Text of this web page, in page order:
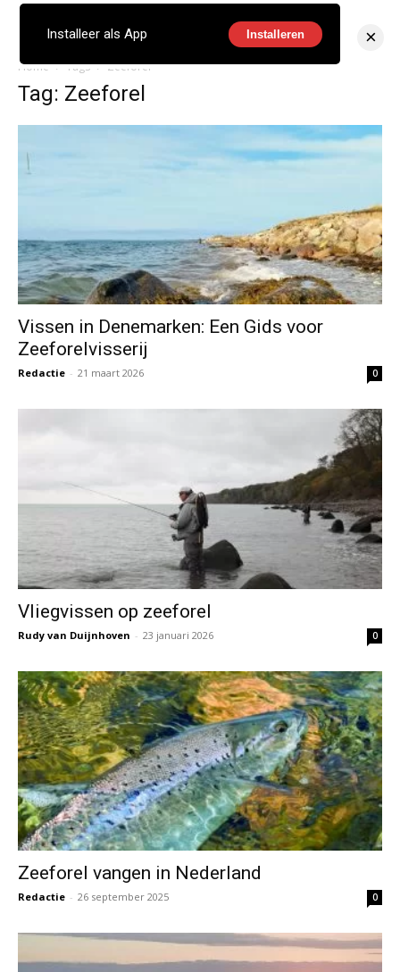
Home Tags Zeeforel
Tag: Zeeforel
Vissen in Denemarken: Een Gids voor
Zeeforelvisserij
Redactie - 21 maart 2026 0
Vliegvissen op zeeforel
Rudy van Duijnhoven - 23 januari 2026 0
Zeeforel vangen in Nederland
Redactie - 26 september 2025 0
Installeer als App Installeren ×